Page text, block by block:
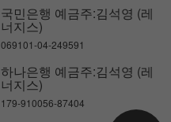
국민은행 예금주:김석영 (레
너지스)
069101-04-249591
하나은행 예금주:김석영 (레
너지스)
179-910056-87404